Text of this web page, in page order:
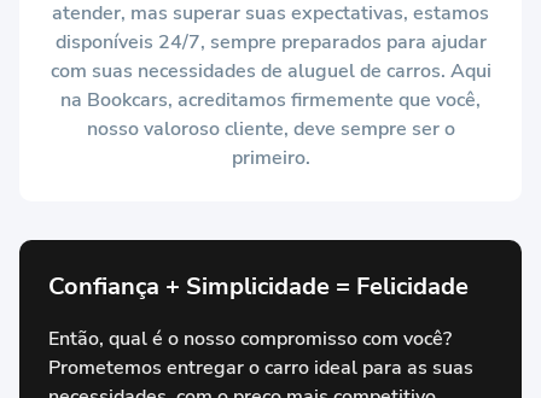
atender, mas superar suas expectativas, estamos
disponíveis 24/7, sempre preparados para ajudar
com suas necessidades de aluguel de carros. Aqui
na Bookcars, acreditamos firmemente que você,
nosso valoroso cliente, deve sempre ser o
primeiro.
Confiança + Simplicidade = Felicidade
Então, qual é o nosso compromisso com você?
Prometemos entregar o carro ideal para as suas